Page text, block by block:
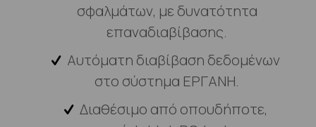
σφαλμάτων, με δυνατότητα
επαναδιαβίβασης.
Αυτόματη διαβίβαση δεδομένων
στο σύστημα ΕΡΓΑΝΗ.
Διαθέσιμο από οπουδήποτε,